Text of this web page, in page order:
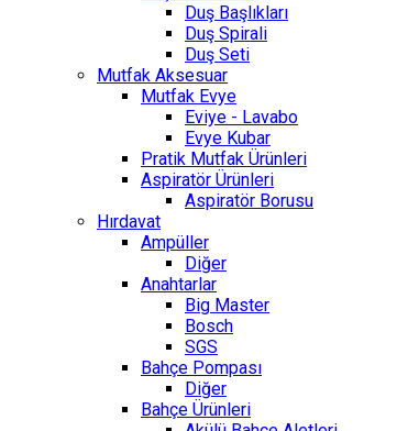
Duş Başlıkları
Duş Spirali
Duş Seti
Mutfak Aksesuar
Mutfak Evye
Eviye - Lavabo
Evye Kubar
Pratik Mutfak Ürünleri
Aspiratör Ürünleri
Aspiratör Borusu
Hırdavat
Ampüller
Diğer
Anahtarlar
Big Master
Bosch
SGS
Bahçe Pompası
Diğer
Bahçe Ürünleri